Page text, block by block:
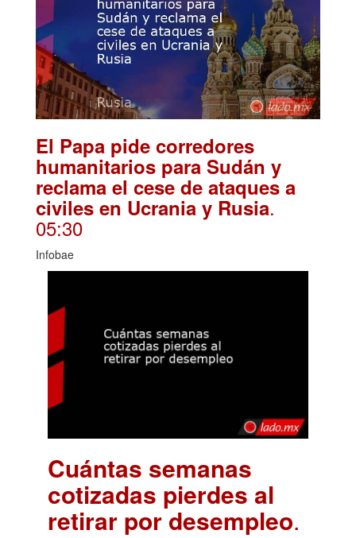
El Papa pide corredores
humanitarios para Sudán y
reclama el cese de ataques a
civiles en Ucrania y Rusia.
05:30
Infobae
Cuántas semanas
cotizadas pierdes al
retirar por desempleo.